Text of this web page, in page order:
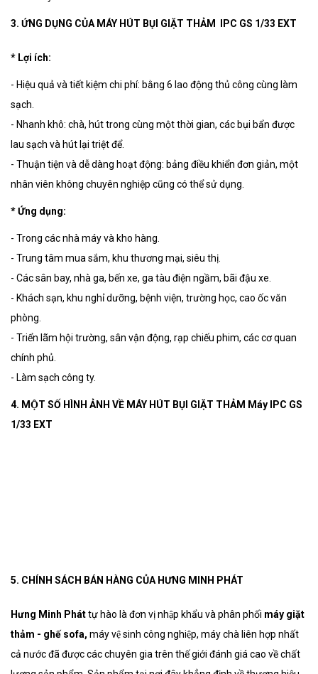
3. ỨNG DỤNG CỦA MÁY HÚT BỤI GIẶT THẢM IPC GS 1/33 EXT
* Lợi ích:
- Hiệu quả và tiết kiệm chi phí: bằng 6 lao động thủ công cùng làm
sạch.
- Nhanh khô: chà, hút trong cùng một thời gian, các bụi bẩn được
lau sạch và hút lại triệt để.
- Thuận tiện và dễ dàng hoạt động: bảng điều khiển đơn giản, một
nhân viên không chuyên nghiệp cũng có thể sử dụng.
* Ứng dụng:
- Trong các nhà máy và kho hàng.
- Trung tâm mua sắm, khu thương mại, siêu thị.
- Các sân bay, nhà ga, bến xe, ga tàu điện ngầm, bãi đậu xe.
- Khách sạn, khu nghỉ dưỡng, bệnh viện, trường học, cao ốc văn
phòng.
- Triển lãm hội trường, sân vận động, rạp chiếu phim, các cơ quan
chính phủ.
- Làm sạch công ty.
4. MỘT SỐ HÌNH ẢNH VỀ MÁY HÚT BỤI GIẶT THẢM Máy IPC GS
1/33 EXT
5. CHÍNH SÁCH BÁN HÀNG CỦA HƯNG MINH PHÁT
Hưng Minh Pháttự hào là đơn vị nhập khẩu và phân phối máy giặt
thảm - ghế sofa, máy vệ sinh công nghiệp, máy chà liên hợp nhất
cả nước đã được các chuyên gia trên thế giới đánh giá cao về chất